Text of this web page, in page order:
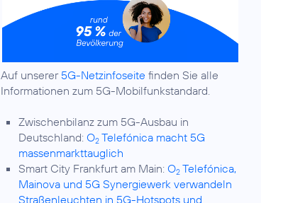
Auf unserer 5G-Netzinfoseite finden Sie alle
Informationen zum 5G-Mobilfunkstandard.
Zwischenbilanz zum 5G-Ausbau in
Deutschland:O2 Telefónica macht 5G
massenmarkttauglich
Smart City Frankfurt am Main:O2 Telefónica,
Mainova und 5G Synergiewerk verwandeln
Straßenleuchten in 5G-Hotspots und